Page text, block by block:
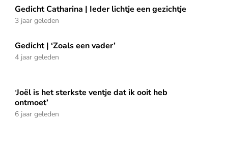
Gedicht Catharina | Ieder lichtje een gezichtje
Gedicht Catharina | Ieder lichtje een gezichtje
3 jaar geleden
Gedicht | ‘Zoals een vader’
Gedicht | ‘Zoals een vader’
4 jaar geleden
‘Joël is het sterkste ventje dat ik ooit heb ontmoet’
‘Joël is het sterkste ventje dat ik ooit heb
ontmoet’
6 jaar geleden